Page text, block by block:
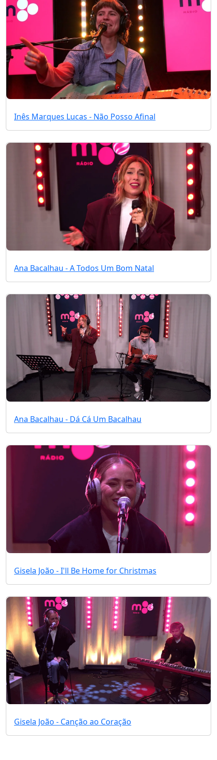
Inês Marques Lucas - Não Posso Afinal
Ana Bacalhau - A Todos Um Bom Natal
Ana Bacalhau - Dá Cá Um Bacalhau
Gisela João - I'll Be Home for Christmas
Gisela João - Canção ao Coração